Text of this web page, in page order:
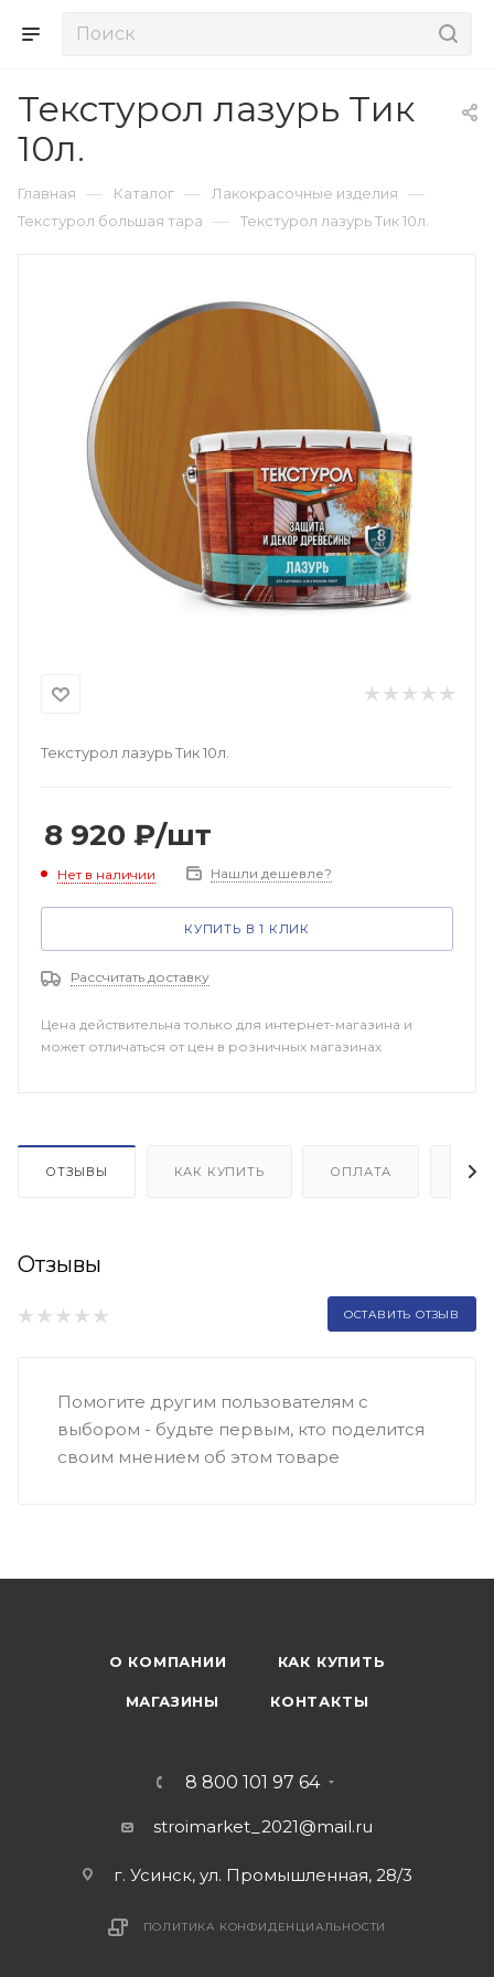
Текстурол лазурь Тик
10л.
Главная — Каталог — Лакокрасочные изделия —
Текстурол большая тара — Текстурол лазурь Тик 10л.
Текстурол лазурь Тик 10л.
8 920 ₽/шт
Нет в наличии Нашли дешевле?
КУПИТЬ В 1 КЛИК
Рассчитать доставку
Цена действительна только для интернет-магазина и
может отличаться от цен в розничных магазинах
ОТЗЫВЫ КАК КУПИТЬ ОПЛАТА
Отзывы
ОСТАВИТЬ ОТЗЫВ
Помогите другим пользователям с
выбором - будьте первым, кто поделится
своим мнением об этом товаре
О КОМПАНИИ КАК КУПИТЬ
МАГАЗИНЫ КОНТАКТЫ
8 800 101 97 64
stroimarket_2021@mail.ru
г. Усинск, ул. Промышленная, 28/3
ПОЛИТИКА КОНФИДЕНЦИАЛЬНОСТИ